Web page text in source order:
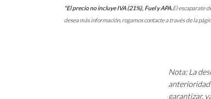
*El precio no incluye IVA (21%), Fuel y APA.El escaparate
desea más información, rogamos contacte a través de la
Nota: La
anterioridad
garantizar,